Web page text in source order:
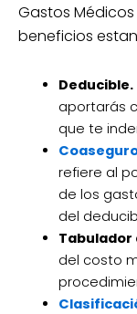
Gastos
beneficios
Deducible.
aportarás
que te
refiere al
de los
del
Tabulador
del costo